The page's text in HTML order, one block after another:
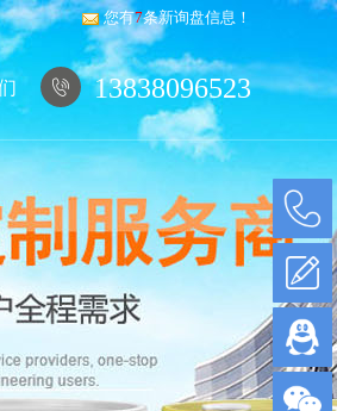
您有7条新询盘信息！
 13838096523